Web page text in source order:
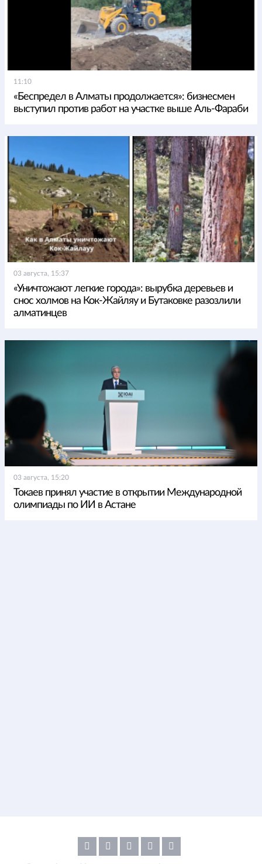
11:10
«Беспредел в Алматы продолжается»: бизнесмен
выступил против работ на участке выше Аль-Фараби
03 августа, 15:37
«Уничтожают легкие города»: вырубка деревьев и
снос холмов на Кок-Жайляу и Бутаковке разозлили
алматинцев
03 августа, 15:20
Токаев принял участие в открытии Международной
олимпиады по ИИ в Астане